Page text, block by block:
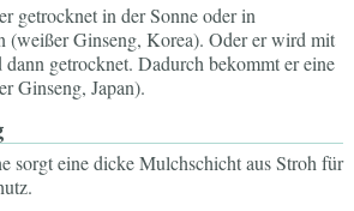
getrocknet in der Sonne oder in
(weißer Ginseng, Korea). Oder er wird mit
dann getrocknet. Dadurch bekommt er eine
Ginseng, Japan).
sorgt eine dicke Mulchschicht aus Stroh für